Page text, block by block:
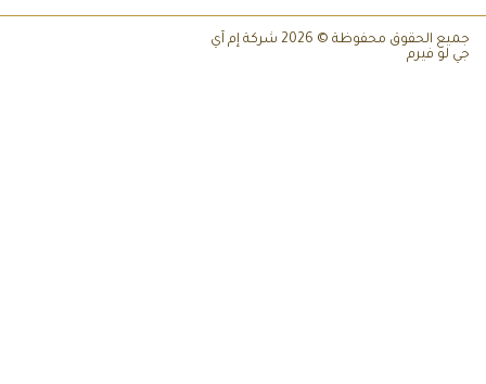
جميع الحقوق محفوظة © 2026 شركة إم آي
لو فيرم